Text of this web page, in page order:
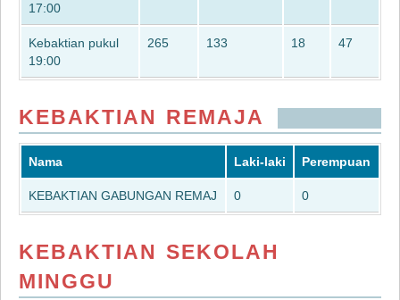
17:00
Kebaktian pukul
19:00
265 133 18 47
KEBAKTIAN REMAJA
Nama Laki-laki Perempuan
KEBAKTIAN GABUNGAN REMAJ 0 0
KEBAKTIAN SEKOLAH
MINGGU